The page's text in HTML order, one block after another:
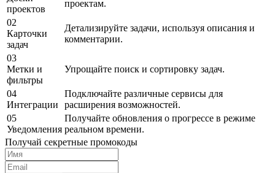
проектов
проектам.
02
Карточки
задач
Детализируйте задачи, используя описания и
комментарии.
03
Метки и
фильтры
Упрощайте поиск и сортировку задач.
04
Интеграции
Подключайте различные сервисы для
расширения возможностей.
05
Уведомления
Получайте обновления о прогрессе в режиме
реальном времени.
Получай секретные промокоды